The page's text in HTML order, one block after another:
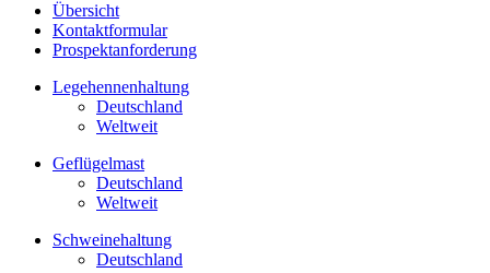
Übersicht
Kontaktformular
Prospektanforderung
Legehennenhaltung
Deutschland
Weltweit
Geflügelmast
Deutschland
Weltweit
Schweinehaltung
Deutschland